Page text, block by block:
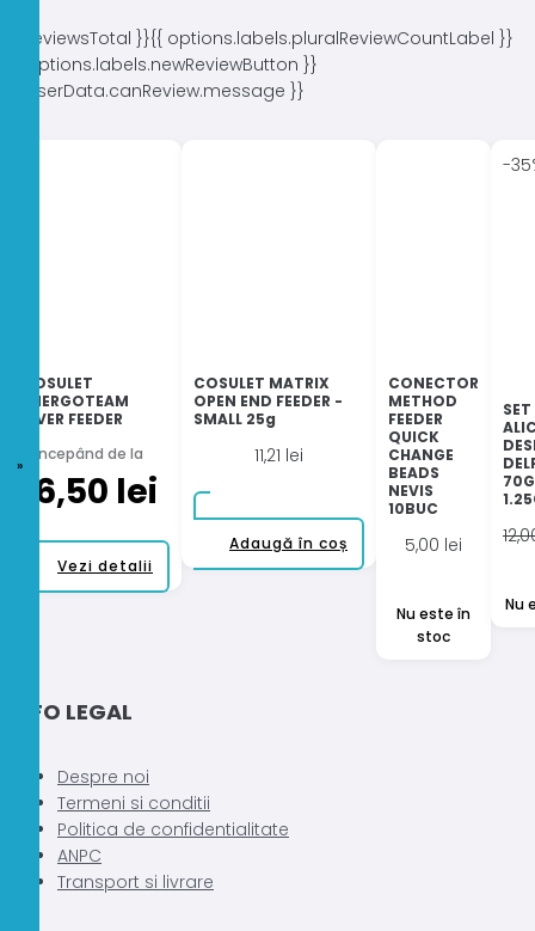
{{ reviewsTotal }}{{ options.labels.pluralReviewCountLabel }}
{{ options.labels.newReviewButton }}
{{ userData.canReview.message }}
COSULET
ENERGOTEAM
RIVER FEEDER
Începând de la
6,50 lei
Vezi detalii
Acest
produs
alese
în
produsului.
COSULET MATRIX
OPEN END FEEDER -
SMALL 25g
11,21 lei
Adaugă în coș
CONECTOR
METHOD
FEEDER
QUICK
CHANGE
BEADS
NEVIS
10BUC
5,00 lei
Nu este în
stoc
-
Nu
INFO LEGAL
Despre noi
Termeni si conditii
Politica de confidentialitate
ANPC
Transport si livrare